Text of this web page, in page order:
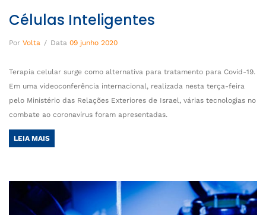
Células Inteligentes
Por Volta / Data 09 junho 2020
Terapia celular surge como alternativa para tratamento para Covid-19.
Em uma videoconferência internacional, realizada nesta terça-feira
pelo Ministério das Relações Exteriores de Israel, várias tecnologias no
combate ao coronavírus foram apresentadas.
LEIA MAIS